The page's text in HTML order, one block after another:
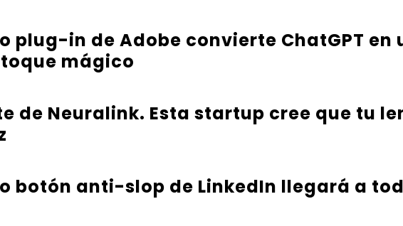
plug-in de Adobe convierte ChatGPT en
mágico
de Neuralink. Esta startup cree que tu
botón anti-slop de LinkedIn llegará a